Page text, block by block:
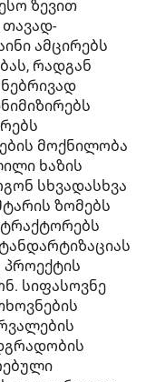
ზევით
ამცირებს
რადგან
მოქნილობა
ხაზის
სხვადასხვა
ზომებს
სიფასოვნე